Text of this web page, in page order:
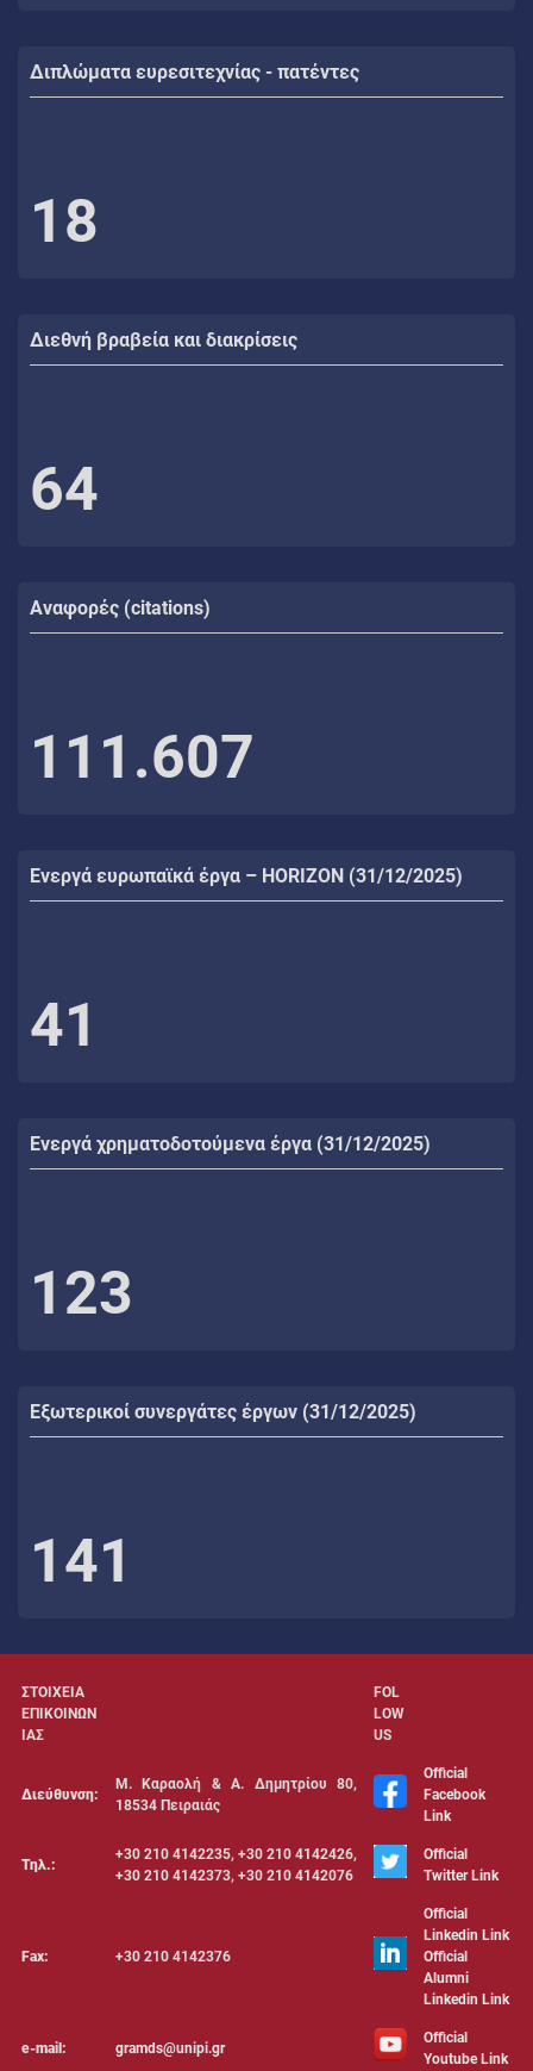
Διπλώματα ευρεσιτεχνίας - πατέντες
18
Διεθνή βραβεία και διακρίσεις
64
Αναφορές (citations)
111.607
Ενεργά ευρωπαϊκά έργα – HORIZON (31/12/2025)
41
Ενεργά χρηματοδοτούμενα έργα (31/12/2025)
123
Εξωτερικοί συνεργάτες έργων (31/12/2025)
141
ΣΤΟΙΧΕΙΑ
ΕΠΙΚΟΙΝΩΝ
ΙΑΣ
FOL
LOW
US
Διεύθυνση:
Μ. Καραολή & Α. Δημητρίου 80,
18534 Πειραιάς
Official
Facebook
Link
Τηλ.:
+30 210 4142235, +30 210 4142426,
+30 210 4142373, +30 210 4142076
Official
Twitter Link
Fax: +30 210 4142376
Official
Linkedin Link
Official
Alumni
Linkedin Link
e-mail: gramds@unipi.gr
Official
Youtube Link